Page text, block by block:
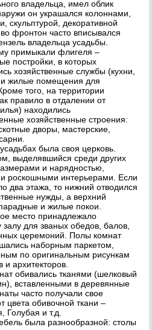
владельца, имел облик
он украшался колоннами,
скульптурой, декоративной
фронтон часто вписывался
владельца усадьбы.
примыкали флигеля –
постройки, в которых
хозяйственные службы (кухни,
и жилые помещения для
того, на территории
правило в отдалении от
находились
хозяйственные строения:
дворы, мастерские,
была своя церковь.
выделявшийся среди других
и нарядностью,
и роскошными интерьерами. Если
два этажа, то нижний отводился
нужды, а верхний
и жилые покои.
место принадлежало
для званых обедов, балов,
церемоний. Полы комнат
наборным паркетом,
по оригинальным рисункам
и архитекторов.
обивались тканями (шелковый
вставленными в деревянные
часто получали свое
цвета обивочной ткани –
Голубая и т.д.
была разнообразной: столы